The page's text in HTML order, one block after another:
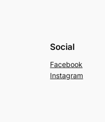
Social
Facebook
Instagram